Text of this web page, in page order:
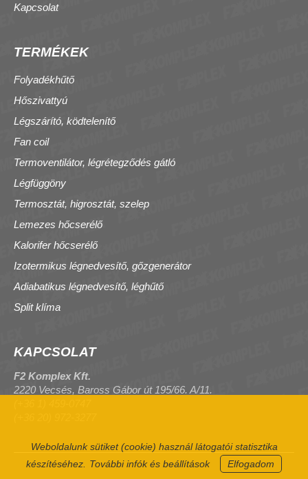
Weboldalunk sütiket (cookie) használ látogatói statisztika
készítéséhez.
További infók és beállítások Elfogadom
Kapcsolat
TERMÉKEK
Folyadékhűtő
Hőszivattyú
Légszárító, ködtelenítő
Fan coil
Termoventilátor, légrétegződés gátló
Légfüggöny
Termosztát, higrosztát, szelep
Lemezes hőcserélő
Kalorifer hőcserélő
Izotermikus légnedvesítő, gőzgenerátor
Adiabatikus légnedvesítő, léghűtő
Split klíma
KAPCSOLAT
F2 Komplex Kft.
2220 Vecsés, Baross Gábor út 195/66. A/11.